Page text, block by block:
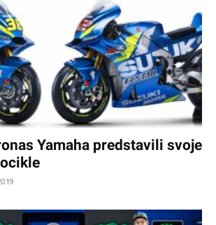
Yamaha predstavili svoje